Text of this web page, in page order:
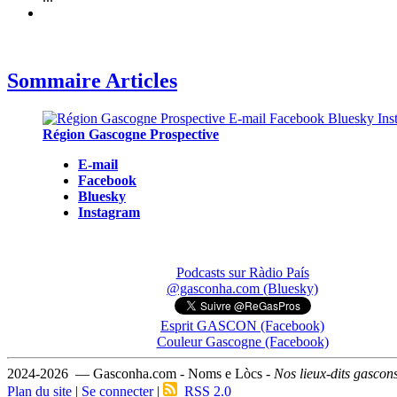
Sommaire Articles
Région Gascogne Prospective
E-mail
Facebook
Bluesky
Instagram
Podcasts sur Ràdio País
@gasconha.com (Bluesky)
Esprit GASCON (Facebook)
Couleur Gascogne (Facebook)
2024-2026 — Gasconha.com - Noms e Lòcs - Nos lieux-dits
Plan du site | Se connecter| RSS 2.0